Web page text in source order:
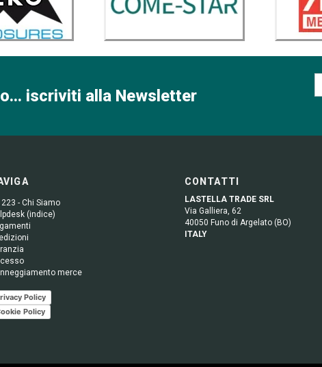
iscriviti alla Newsletter
223 - Chi Siamo
(indice)
merce
Policy
Policy
CONTATTI
LASTELLA TRADE SRL
Via Galliera, 62
40050 Funo di Argelato (BO)
ITALY